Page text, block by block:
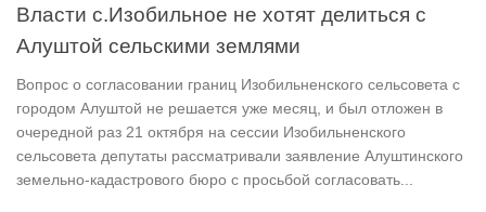
Власти с.Изобильное не хотят делиться с
Алуштой сельскими землями
Вопрос о согласовании границ Изобильненского сельсовета с
городом Алуштой не решается уже месяц, и был отложен в
очередной раз 21 октября на сессии Изобильненского
сельсовета депутаты рассматривали заявление Алуштинского
земельно-кадастрового бюро с просьбой согласовать...